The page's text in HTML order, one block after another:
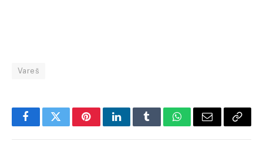
Vareš
FacebookTwitterPinterestLinkedInTumblrWhatsApp
Email Copy